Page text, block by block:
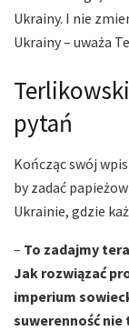
Ukrainy. I nie
Ukrainy – uważa
pytań
Kończąc swój
by zadać
Ukrainie, gdzie
– To zadajmy
Jak rozwiązać
imperium
suwerenność